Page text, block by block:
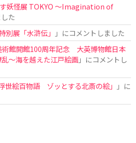
妖怪展 TOKYO 〜Imagination of
た
別展「水滸伝」
」にコメントしました
術館開館100周年記念 大英博物館日本
～海を越えた江戸絵画」にコメントし
世絵百物語 ゾッとする北斎の絵」
」に